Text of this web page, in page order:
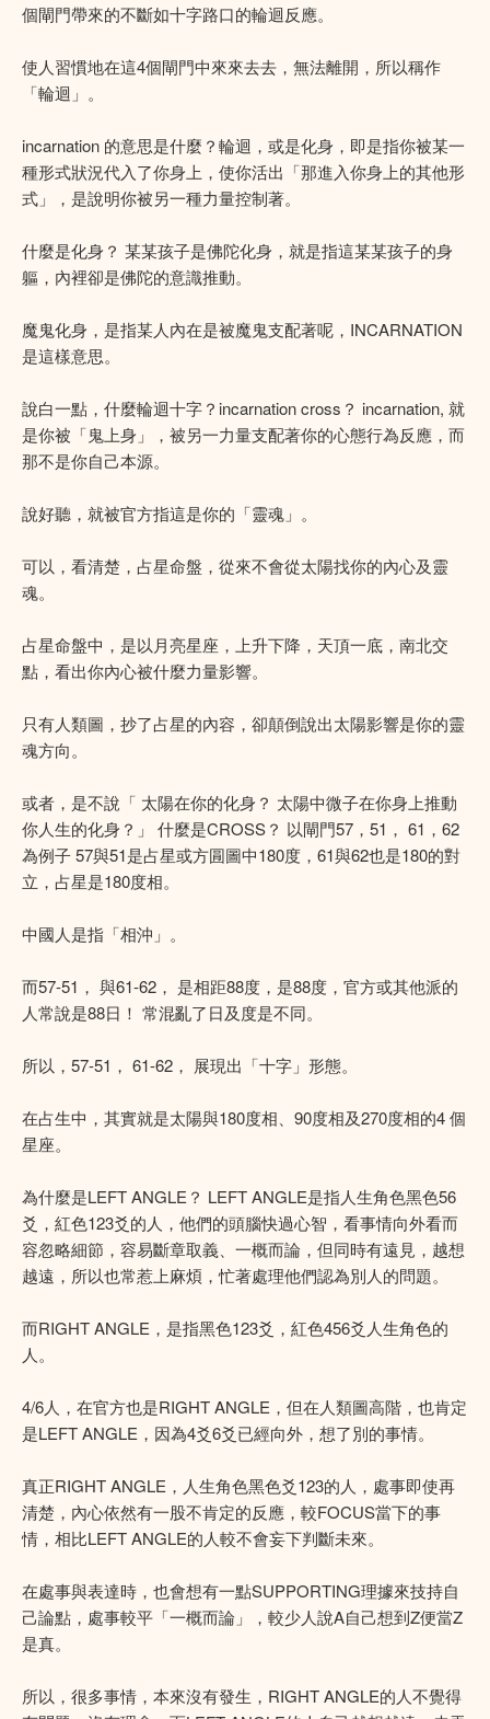
個閘門帶來的不斷如十字路口的輪迴反應。
使人習慣地在這4個閘門中來來去去，無法離開，所以稱作
「輪迴」。
incarnation 的意思是什麼？輪迴，或是化身，即是指你被某一
種形式狀況代入了你身上，使你活出「那進入你身上的其他形
式」，是說明你被另一種力量控制著。
什麼是化身？ 某某孩子是佛陀化身，就是指這某某孩子的身
軀，內裡卻是佛陀的意識推動。
魔鬼化身，是指某人內在是被魔鬼支配著呢，INCARNATION
是這樣意思。
說白一點，什麼輪迴十字？incarnation cross？ incarnation, 就
是你被「鬼上身」，被另一力量支配著你的心態行為反應，而
那不是你自己本源。
說好聽，就被官方指這是你的「靈魂」。
可以，看清楚，占星命盤，從來不會從太陽找你的內心及靈
魂。
占星命盤中，是以月亮星座，上升下降，天頂一底，南北交
點，看出你內心被什麼力量影響。
只有人類圖，抄了占星的內容，卻顛倒說出太陽影響是你的靈
魂方向。
或者，是不說「 太陽在你的化身？ 太陽中微子在你身上推動
你人生的化身？」 什麼是CROSS？ 以閘門57，51， 61，62
為例子 57與51是占星或方㘣圖中180度，61與62也是180的對
立，占星是180度相。
中國人是指「相沖」。
而57-51， 與61-62， 是相距88度，是88度，官方或其他派的
人常說是88日！ 常混亂了日及度是不同。
所以，57-51， 61-62， 展現出「十字」形態。
在占生中，其實就是太陽與180度相、90度相及270度相的4 個
星座。
為什麼是LEFT ANGLE？ LEFT ANGLE是指人生角色黑色56
爻，紅色123爻的人，他們的頭腦快過心智，看事情向外看而
容忽略細節，容易斷章取義、一概而論，但同時有遠見，越想
越遠，所以也常惹上麻煩，忙著處理他們認為別人的問題。
而RIGHT ANGLE，是指黑色123爻，紅色456爻人生角色的
人。
4/6人，在官方也是RIGHT ANGLE，但在人類圖高階，也肯定
是LEFT ANGLE，因為4爻6爻已經向外，想了別的事情。
真正RIGHT ANGLE，人生角色黑色爻123的人，處事即使再
清楚，內心依然有一股不肯定的反應，較FOCUS當下的事
情，相比LEFT ANGLE的人較不會妄下判斷未來。
在處事與表達時，也會想有一點SUPPORTING理據來技持自
己論點，處事較平「一概而論」，較少人說A自己想到Z便當Z
是真。
所以，很多事情，本來沒有發生，RIGHT ANGLE的人不覺得